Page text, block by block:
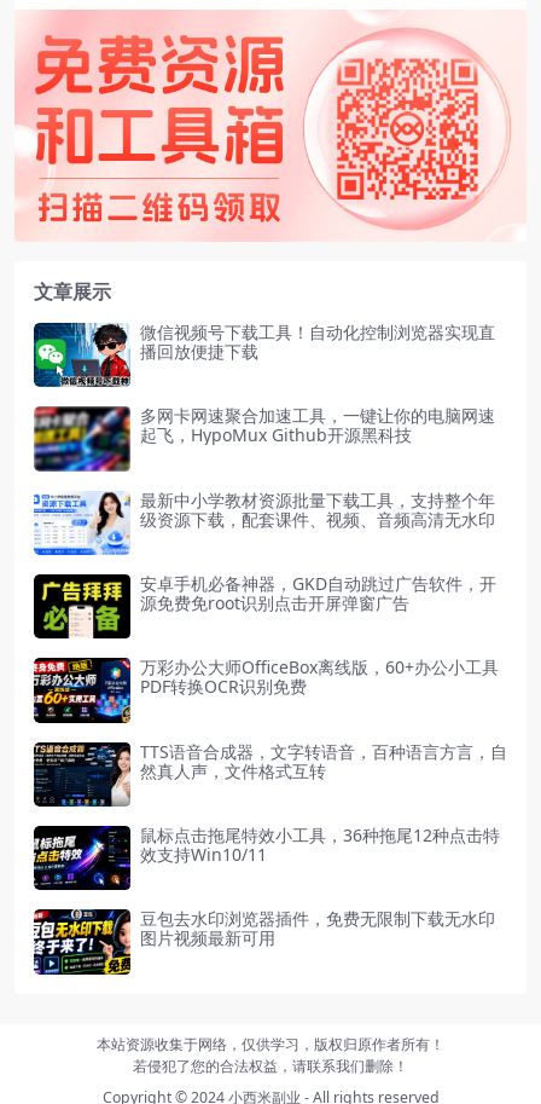
文章展示
微信视频号下载工具！自动化控制浏览器实现直
播回放便捷下载
多网卡网速聚合加速工具，一键让你的电脑网速
起飞，HypoMux Github开源黑科技
最新中小学教材资源批量下载工具，支持整个年
级资源下载，配套课件、视频、音频高清无水印
安卓手机必备神器，GKD自动跳过广告软件，开
源免费免root识别点击开屏弹窗广告
万彩办公大师OfficeBox离线版，60+办公小工具
PDF转换OCR识别免费
TTS语音合成器，文字转语音，百种语言方言，自
然真人声，文件格式互转
鼠标点击拖尾特效小工具，36种拖尾12种点击特
效支持Win10/11
豆包去水印浏览器插件，免费无限制下载无水印
图片视频最新可用
本站资源收集于网络，仅供学习，版权归原作者所有！
若侵犯了您的合法权益，请联系我们删除！
Copyright © 2024小西米副业 - All rights reserved